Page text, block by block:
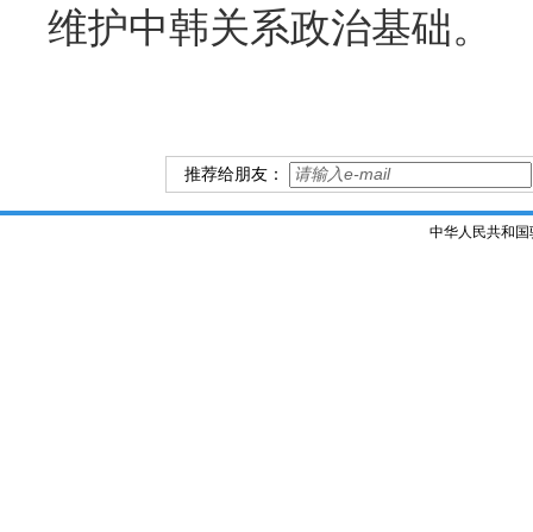
维护中韩关系政治基础。
推荐给朋友：
中华人民共和